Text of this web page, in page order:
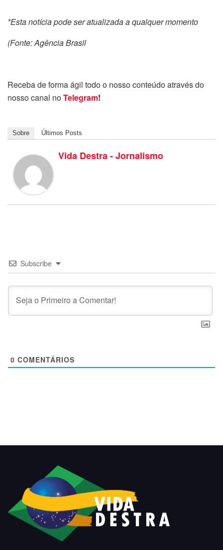
*Esta notícia pode ser atualizada a qualquer momento
(Fonte: Agência Brasil
Receba de forma ágil todo o nosso conteúdo através do
nosso canal noTelegram!
Sobre Últimos Posts
Vida Destra - Jornalismo
Subscribe
0 COMENTÁRIOS